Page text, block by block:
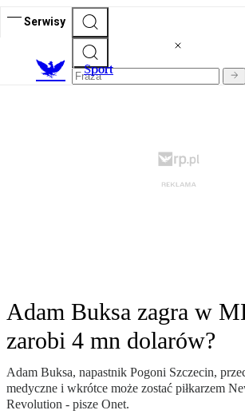
Serwisy
Sport
Adam Buksa zagra w
zarobi 4 mn dolarów?
Adam Buksa, napastnik Pogoni Szczecin,
medyczne i wkrótce może zostać piłkarzem
Revolution - pisze Onet.